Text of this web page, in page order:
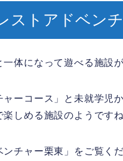
ストアドベン
体になって遊べる施設が
ーコース」と未就学児
しめる施設のようですね
チャー栗東」をご覧くだ